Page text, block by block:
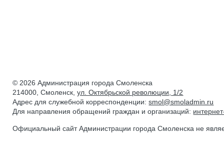
© 2026 Администрация города Смоленска
214000, Смоленск,ул. Октябрьской революции, 1/2
Адрес для служебной корреспонденции:smol@smoladmin.ru
Для направления обращений граждан и организаций:
Официальный сайт Администрации города Смоленска не